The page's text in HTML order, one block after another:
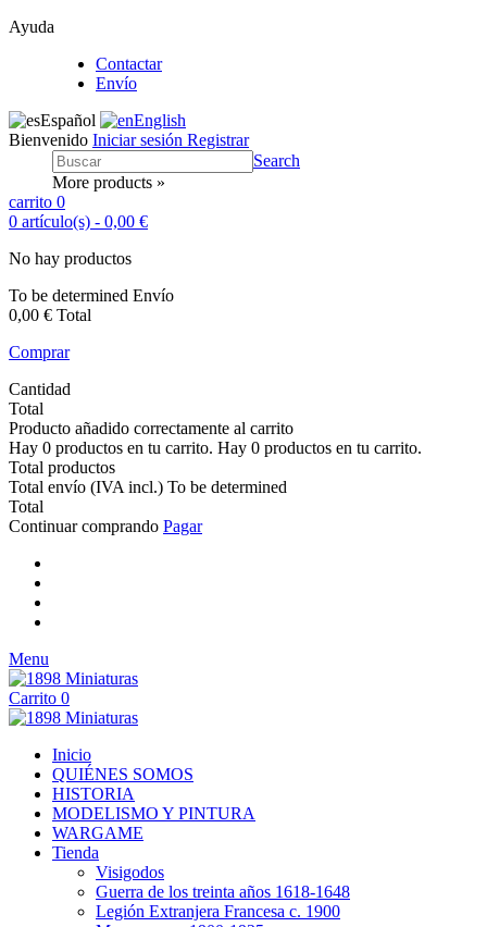
Ayuda
Contactar
Envío
Español
English
Bienvenido Iniciar sesión Registrar
Search
More products »
carrito 0
0 artículo(s) - 0,00 €
No hay productos
To be determined Envío
0,00 € Total
Comprar
Cantidad
Total
Producto añadido correctamente al carrito
Hay 0 productos en tu carrito. Hay 0 productos en tu carrito.
Total productos
Total envío (IVA incl.) To be determined
Total
Continuar comprando Pagar
Menu
Carrito 0
Inicio
QUIÉNES SOMOS
HISTORIA
MODELISMO Y PINTURA
WARGAME
Tienda
Visigodos
Guerra de los treinta años 1618-1648
Legión Extranjera Francesa c. 1900